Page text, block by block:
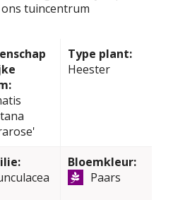
tuincentrum
Type plant:
Heester
Bloemkleur:
Paars